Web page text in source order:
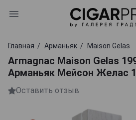
Главная Арманьяк Maison Gelas
Armagnac Maison Gelas
Арманьяк Мейсон Желас
Оставить отзыв